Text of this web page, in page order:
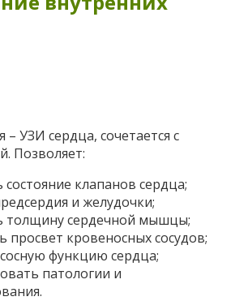
– УЗИ сердца, сочетается с
Позволяет:
клапанов сердца;
и желудочки;
толщину сердечной мышцы;
просвет кровеносных сосудов;
функцию сердца;
патологии и